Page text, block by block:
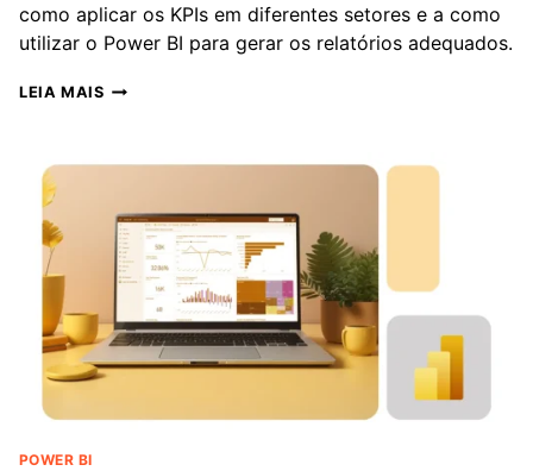
como aplicar os KPIs em diferentes setores e a como
utilizar o Power BI para gerar os relatórios adequados.
LEIA MAISKPI
APLICAR
EXPLORAR
FORMA
EFICAZ
POWER BI